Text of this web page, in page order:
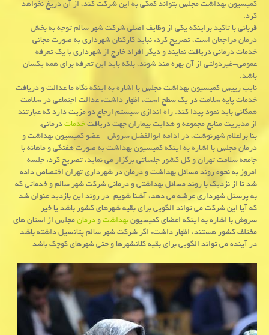
كمیسیون بهداشت مجلس بتواند كمكی به این شركت كند، از آن دریغ نخواهد
كرد.
قربانی با تاكید براینكه یكی از وظایف اصلی شركت شهر سالم توجه به بخش
درمان مراجعان است، تصریح كرد: نباید كاركنان شهرداری به صورت مجانی
خدمات درمانی دریافت نمایند و دیگر افراد خارج از شهرداری با یك تعرفه
عمومی-غیردولتی از آن بهره مند شوند، بلكه باید این تعرفه برای همه یكسان
باشد.
نایب رییس كمیسیون بهداشت مجلس با اشاره به اینكه نگاه ما عدالت و دریافت
خدمات پایه سلامت در یك سطح است، اظهار داشت: عدالت اجتماعی در سلامت
همگانی باید نمود پیدا كند. راه اندازی سیستم ارجاع دو مزیت دارد كه عبارتند
از مدیریت منابع مجموعه و هدایت بیماران جهت دریافتخدماتدرمانی.
بنا براعلام شهرنوشت، در ادامه ابوالفضل سروش – عضو كمیسیون بهداشت و
درمان مجلس با اشاره به اینكه كمیسیون بهداشت به صورت هفتگی و ماهانه با
جامعه سلامت تهران و كل كشور جلساتی برگزار می نماید، تصریح كرد: جلسه
امروز به نحوه روند مسائل بهداشت و درمان در شهرداری تهران اختصاص داده
شد تا از نزدیك با روند مسائل بهداشتی و درمانی شركت شهر سالم و خدماتی كه
به پرسنل شهرداری عرضه می دهد، آشنا شویم. در روند این بازدید عنوان شد
كه آیا این شركت می تواند الگویی برای بقیه شهرهای كشور باشد یا خیر.
سروش با اشاره به اینكه اعضای كمیسیونبهداشتودرمانمجلس از استان های
مختلف كشور هستند، اظهار داشت: اگر شركت شهر سالم پتانسیل داشته باشد
در آینده می تواند الگویی برای بقیه كلانشهرها و حتی شهرهای كوچك باشد.